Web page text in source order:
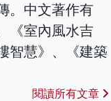
。中文著作有
《室內風水吉
智慧》、《建築
閱讀所有文章